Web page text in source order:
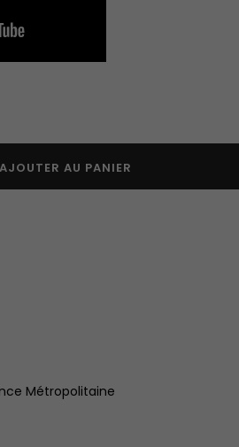
AJOUTER AU PANIER
Métropolitaine